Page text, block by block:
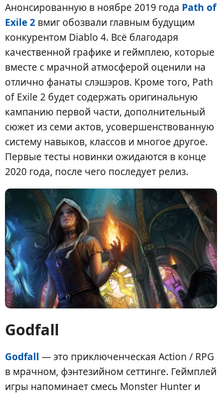
Анонсированную в ноябре 2019 года Path of
Exile 2 вмиг обозвали главным будущим
конкурентом Diablo 4. Всё благодаря
качественной графике и геймплею, которые
вместе с мрачной атмосферой оценили на
отлично фанаты слэшэров. Кроме того, Path
of Exile 2 будет содержать оригинальную
кампанию первой части, дополнительный
сюжет из семи актов, усовершенствованную
систему навыков, классов и многое другое.
Первые тесты новинки ожидаются в конце
2020 года, после чего последует релиз.
Godfall
Godfall — это приключенческая Action / RPG
в мрачном, фэнтезийном сеттинге. Геймплей
игры напоминает смесь Monster Hunter и